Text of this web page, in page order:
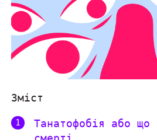
Зміст
Танатофобія або що
смерті